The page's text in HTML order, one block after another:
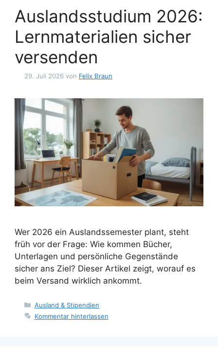
Auslandsstudium 2026:
Lernmaterialien sicher
versenden
29. Juli 2026 von Felix Braun
Wer 2026 ein Auslandssemester plant, steht
früh vor der Frage: Wie kommen Bücher,
Unterlagen und persönliche Gegenstände
sicher ans Ziel? Dieser Artikel zeigt, worauf es
beim Versand wirklich ankommt.
Kategorien
Ausland & Stipendien
Kommentar hinterlassen